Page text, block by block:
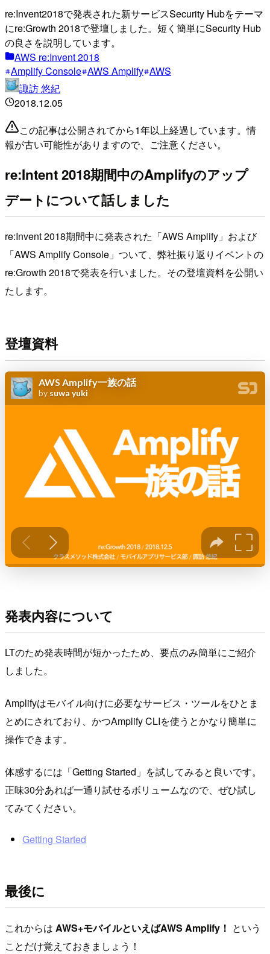
re:Invent2018で発表された新サービスSecurity Hubをテーマ
にre:Growth 2018で登壇しました。短く簡単にSecurity Hub
の良さを説明しています。
AWS re:Invent 2018
Amplify Console AWS Amplify AWS
諏訪 悠紀
2018.12.05
この記事は公開されてから1年以上経過しています。情
報が古い可能性がありますので、ご注意ください。
re:Intent 2018期間中のAmplifyのアップ
デートについて話しました
re:Invent 2018期間中に発表された「AWS Amplify」および
「AWS Amplify Console」ついて、弊社振り返りイベントの
re:Growth 2018で発表を行いました。その登壇資料を公開い
たします。
登壇資料
発表内容について
LTのため発表時間が短かったため、要点のみ簡単にご紹介
しました。
Amplifyはモバイル向けに必要なサービス・ツールをひとま
とめにされており、かつAmplify CLIを使うとかなり簡単に
操作できます。
体感するには「Getting Started」を試してみると良いです。
正味30分あれば一通り試せるボリュームなので、ぜひ試し
てみてください。
Getting Started
最後に
これからは AWS+モバイルといえばAWS Amplify！ という
ことだけ覚えておきましょう！